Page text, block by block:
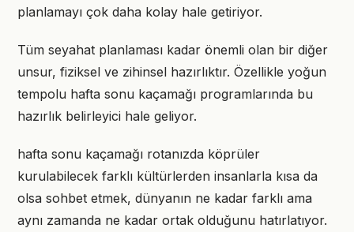
planlamayı çok daha kolay hale getiriyor.
Tüm seyahat planlaması kadar önemli olan bir diğer
unsur, fiziksel ve zihinsel hazırlıktır. Özellikle yoğun
tempolu hafta sonu kaçamağı programlarında bu
hazırlık belirleyici hale geliyor.
hafta sonu kaçamağı rotanızda köprüler
kurulabilecek farklı kültürlerden insanlarla kısa da
olsa sohbet etmek, dünyanın ne kadar farklı ama
aynı zamanda ne kadar ortak olduğunu hatırlatıyor.